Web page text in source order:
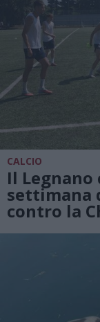
CALCIO
Il
settimana
contro la